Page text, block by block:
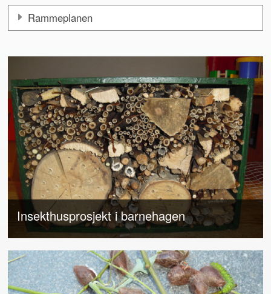
Rammeplanen
Insekthusprosjekt i barnehagen